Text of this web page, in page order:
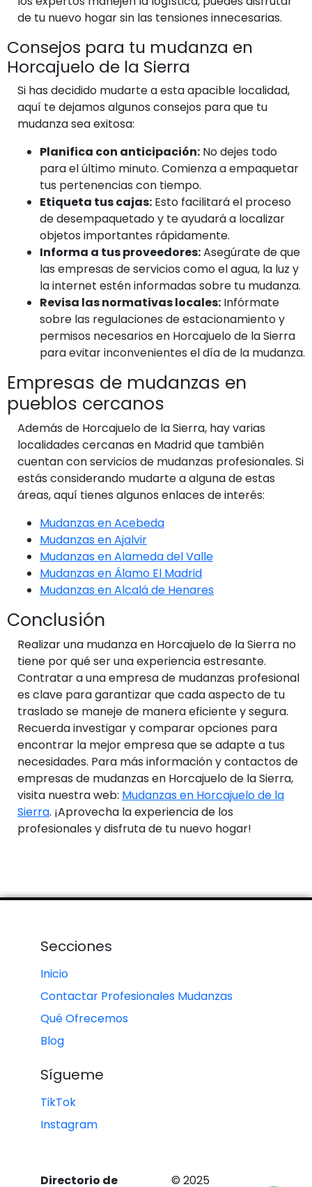
de tu nuevo hogar sin las tensiones innecesarias.
Consejos para tu mudanza en
Horcajuelo de la Sierra
Si has decidido mudarte a esta apacible localidad,
aquí te dejamos algunos consejos para que tu
mudanza sea exitosa:
Planifica con anticipación: No dejes todo
para el último minuto. Comienza a empaquetar
tus pertenencias con tiempo.
Etiqueta tus cajas: Esto facilitará el proceso
de desempaquetado y te ayudará a localizar
objetos importantes rápidamente.
Informa a tus proveedores:Asegúrate de que
las empresas de servicios como el agua, la luz y
la internet estén informadas sobre tu mudanza.
Revisa las normativas locales: Infórmate
sobre las regulaciones de estacionamiento y
permisos necesarios en Horcajuelo de la Sierra
para evitar inconvenientes el día de la mudanza.
Empresas de mudanzas en
pueblos cercanos
Además de Horcajuelo de la Sierra, hay varias
localidades cercanas en Madrid que también
cuentan con servicios de mudanzas profesionales. Si
estás considerando mudarte a alguna de estas
áreas, aquí tienes algunos enlaces de interés:
Mudanzas en Acebeda
Mudanzas en Ajalvir
Mudanzas en Alameda del Valle
Mudanzas en Álamo El Madrid
Mudanzas en Alcalá de Henares
Conclusión
Realizar una mudanza en Horcajuelo de la Sierra no
tiene por qué ser una experiencia estresante.
Contratar a una empresa de mudanzas profesional
es clave para garantizar que cada aspecto de tu
traslado se maneje de manera eficiente y segura.
Recuerda investigar y comparar opciones para
encontrar la mejor empresa que se adapte a tus
necesidades. Para más información y contactos de
empresas de mudanzas en Horcajuelo de la Sierra,
visita nuestra web: Mudanzas en Horcajuelo de la
Sierra. ¡Aprovecha la experiencia de los
profesionales y disfruta de tu nuevo hogar!
Secciones
Inicio
Contactar Profesionales Mudanzas
Qué Ofrecemos
Blog
Sígueme
TikTok
Instagram
Directorio de © 2025